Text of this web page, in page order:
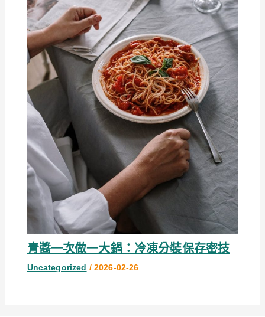
青醬一次做一大鍋：冷凍分裝保存密技
Uncategorized / 2026-02-26